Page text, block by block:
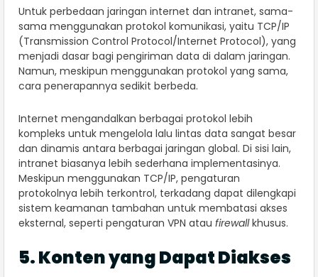
Untuk perbedaan jaringan internet dan intranet, sama-
sama menggunakan protokol komunikasi, yaitu TCP/IP
(Transmission Control Protocol/Internet Protocol), yang
menjadi dasar bagi pengiriman data di dalam jaringan.
Namun, meskipun menggunakan protokol yang sama,
cara penerapannya sedikit berbeda.
Internet mengandalkan berbagai protokol lebih
kompleks untuk mengelola lalu lintas data sangat besar
dan dinamis antara berbagai jaringan global. Di sisi lain,
intranet biasanya lebih sederhana implementasinya.
Meskipun menggunakan TCP/IP, pengaturan
protokolnya lebih terkontrol, terkadang dapat dilengkapi
sistem keamanan tambahan untuk membatasi akses
eksternal, seperti pengaturan VPN atau firewallkhusus.
5. Konten yang Dapat Diakses